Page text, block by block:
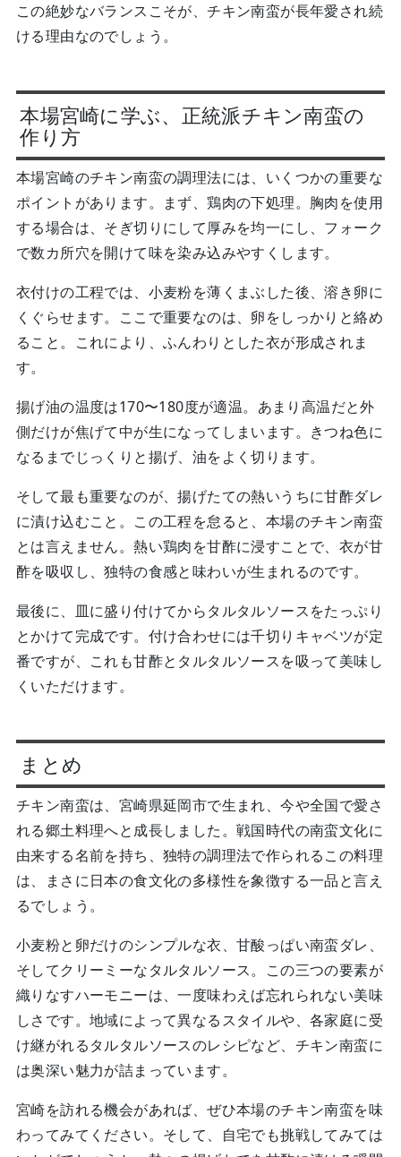
この絶妙なバランスこそが、チキン南蛮が長年愛され続
ける理由なのでしょう。
本場宮崎に学ぶ、正統派チキン南蛮の
作り方
本場宮崎のチキン南蛮の調理法には、いくつかの重要な
ポイントがあります。まず、鶏肉の下処理。胸肉を使用
する場合は、そぎ切りにして厚みを均一にし、フォーク
で数カ所穴を開けて味を染み込みやすくします。
衣付けの工程では、小麦粉を薄くまぶした後、溶き卵に
くぐらせます。ここで重要なのは、卵をしっかりと絡め
ること。これにより、ふんわりとした衣が形成されま
す。
揚げ油の温度は170〜180度が適温。あまり高温だと外
側だけが焦げて中が生になってしまいます。きつね色に
なるまでじっくりと揚げ、油をよく切ります。
そして最も重要なのが、揚げたての熱いうちに甘酢ダレ
に漬け込むこと。この工程を怠ると、本場のチキン南蛮
とは言えません。熱い鶏肉を甘酢に浸すことで、衣が甘
酢を吸収し、独特の食感と味わいが生まれるのです。
最後に、皿に盛り付けてからタルタルソースをたっぷり
とかけて完成です。付け合わせには千切りキャベツが定
番ですが、これも甘酢とタルタルソースを吸って美味し
くいただけます。
まとめ
チキン南蛮は、宮崎県延岡市で生まれ、今や全国で愛さ
れる郷土料理へと成長しました。戦国時代の南蛮文化に
由来する名前を持ち、独特の調理法で作られるこの料理
は、まさに日本の食文化の多様性を象徴する一品と言え
るでしょう。
小麦粉と卵だけのシンプルな衣、甘酸っぱい南蛮ダレ、
そしてクリーミーなタルタルソース。この三つの要素が
織りなすハーモニーは、一度味わえば忘れられない美味
しさです。地域によって異なるスタイルや、各家庭に受
け継がれるタルタルソースのレシピなど、チキン南蛮に
は奥深い魅力が詰まっています。
宮崎を訪れる機会があれば、ぜひ本場のチキン南蛮を味
わってみてください。そして、自宅でも挑戦してみては